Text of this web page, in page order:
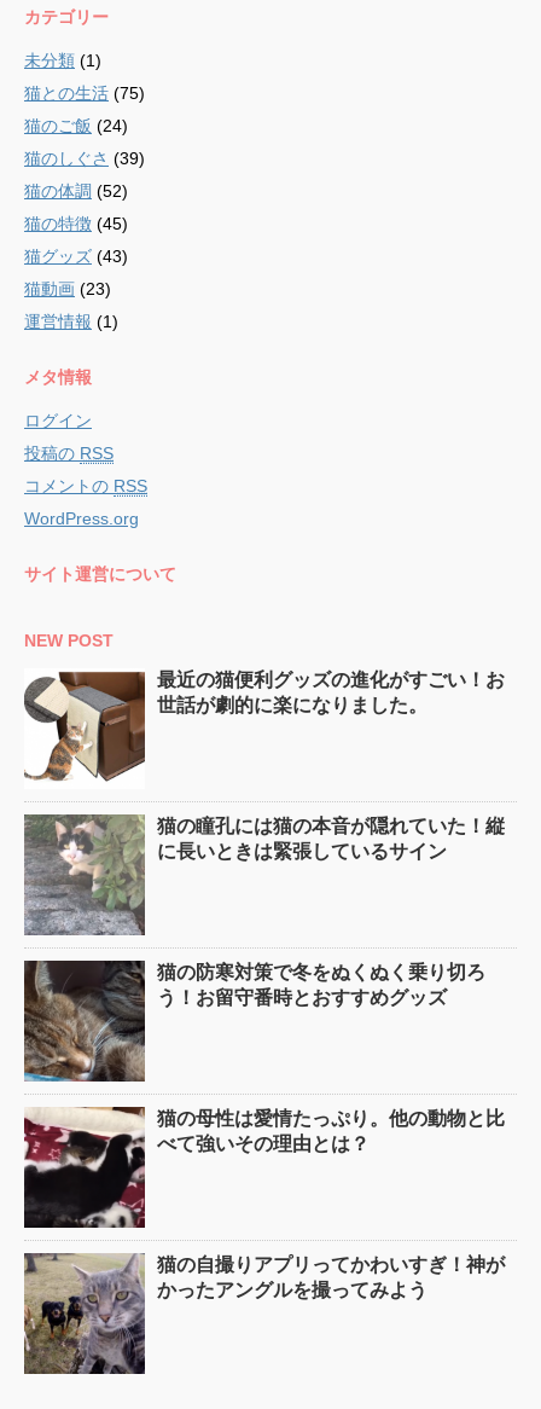
カテゴリー
未分類 (1)
猫との生活 (75)
猫のご飯 (24)
猫のしぐさ (39)
猫の体調 (52)
猫の特徴 (45)
猫グッズ (43)
猫動画 (23)
運営情報 (1)
メタ情報
ログイン
投稿の RSS
コメントの RSS
WordPress.org
サイト運営について
NEW POST
最近の猫便利グッズの進化がすごい！お
世話が劇的に楽になりました。
猫の瞳孔には猫の本音が隠れていた！縦
に長いときは緊張しているサイン
猫の防寒対策で冬をぬくぬく乗り切ろ
う！お留守番時とおすすめグッズ
猫の母性は愛情たっぷり。他の動物と比
べて強いその理由とは？
猫の自撮りアプリってかわいすぎ！神が
かったアングルを撮ってみよう